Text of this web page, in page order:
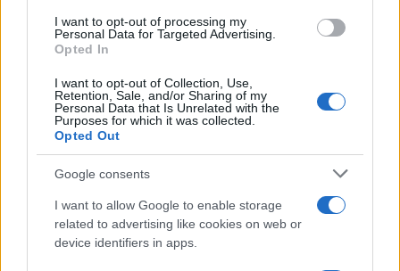
I want to opt-out of processing my
Personal Data for Targeted Advertising.
Opted In
I want to opt-out of Collection, Use,
Retention, Sale, and/or Sharing of my
Personal Data that Is Unrelated with the
Purposes for which it was collected.
Opted Out
Google consents
I want to allow Google to enable storage
related to advertising like cookies on web or
device identifiers in apps.